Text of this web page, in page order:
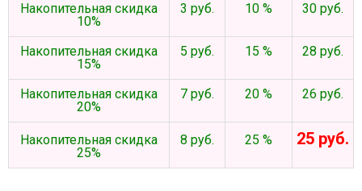
Накопительная скидка
10%
3 руб. 10 % 30 руб.
Накопительная скидка
15%
5 руб. 15 % 28 руб.
Накопительная скидка
20%
7 руб. 20 % 26 руб.
Накопительная скидка
25%
8 руб. 25 % 25 руб.